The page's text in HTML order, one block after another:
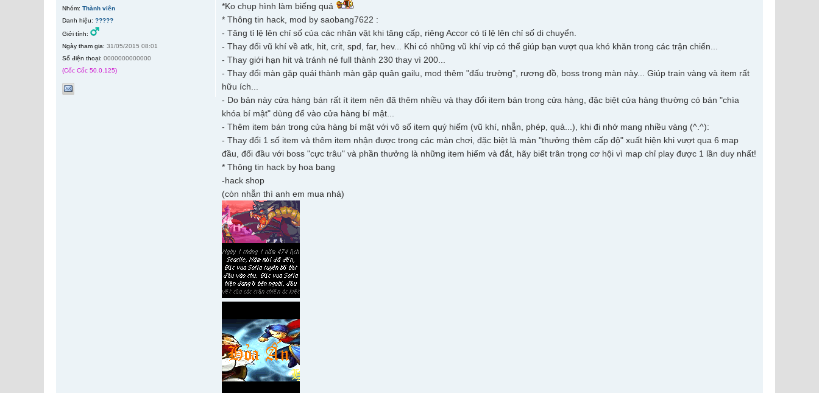
*Ko chụp hình làm biếng quá
* Thông tin hack, mod by saobang7622 :
- Tăng tỉ lệ lên chỉ số của các nhân vật khi tăng cấp, riêng Accor có tỉ lệ lên chỉ số di chuyển.
- Thay đổi vũ khí về atk, hit, crit, spd, far, hev... Khi có những vũ khí vip có thể giúp bạn vượt qua khó khăn trong các trận chiến...
- Thay giới hạn hit và tránh né full thành 230 thay vì 200...
- Thay đổi màn gặp quái thành màn gặp quân gailu, mod thêm "đấu trường", rương đồ, boss trong màn này... Giúp train vàng và item rất
hữu ích...
- Do bản này cửa hàng bán rất ít item nên đã thêm nhiều và thay đổi item bán trong cửa hàng, đặc biệt cửa hàng thường có bán "chìa
khóa bí mật" dùng để vào cửa hàng bí mật...
- Thêm item bán trong cửa hàng bí mật với vô số item quý hiếm (vũ khí, nhẫn, phép, quả...), khi đi nhớ mang nhiều vàng (^.^):
- Thay đổi 1 số item và thêm item nhận được trong các màn chơi, đặc biệt là màn "thưởng thêm cấp độ" xuất hiện khi vượt qua 6 map
đầu, đối đầu với boss "cực trâu" và phần thưởng là những item hiếm và đắt, hãy biết trân trọng cơ hội vì map chỉ play được 1 lần duy nhất!
* Thông tin hack by hoa bang
-hack shop
(còn nhẫn thì anh em mua nhá)
Nhóm: Thành viên
Danh hiệu: ?????
Giới tính:
Ngày tham gia: 31/05/2015 08:01
Số điện thoại: 0000000000000
(Cốc Cốc 50.0.125)